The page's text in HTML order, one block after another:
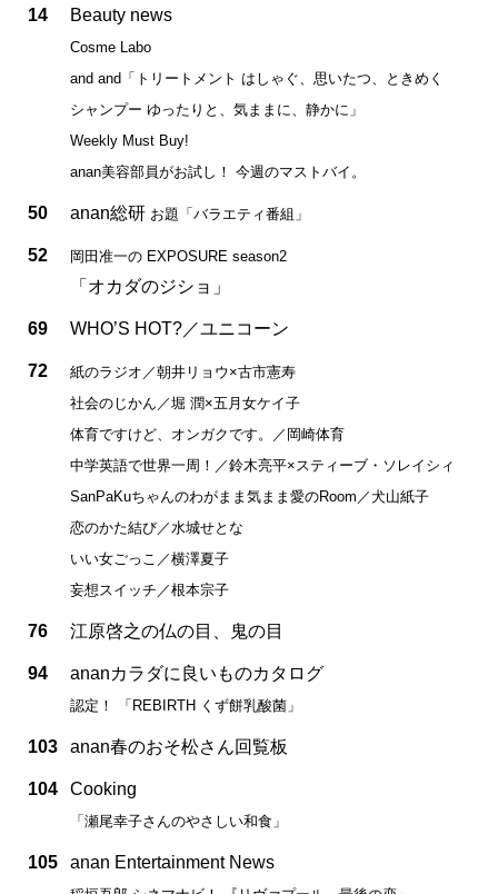
14 Beauty news
Cosme Labo
and and「トリートメント はしゃぐ、思いたつ、ときめく
シャンプー ゆったりと、気ままに、静かに」
Weekly Must Buy!
anan美容部員がお試し！ 今週のマストバイ。
50 anan総研 お題「バラエティ番組」
52 岡田准一の EXPOSURE season2
「オカダのジショ」
69 WHO’S HOT?／ユニコーン
72
紙のラジオ／朝井リョウ×古市憲寿
社会のじかん／堀 潤×五月女ケイ子
体育ですけど、オンガクです。／岡崎体育
中学英語で世界一周！／鈴木亮平×スティーブ・ソレイシィ
SanPaKuちゃんのわがまま気まま愛のRoom／犬山紙子
恋のかた結び／水城せとな
いい女ごっこ／横澤夏子
妄想スイッチ／根本宗子
76 江原啓之の仏の目、鬼の目
94 ananカラダに良いものカタログ
認定！ 「REBIRTH くず餅乳酸菌」
103 anan春のおそ松さん回覧板
104 Cooking
「瀬尾幸子さんのやさしい和食」
105 anan Entertainment News